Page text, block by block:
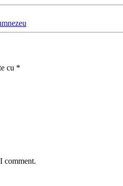
cu *
comment.